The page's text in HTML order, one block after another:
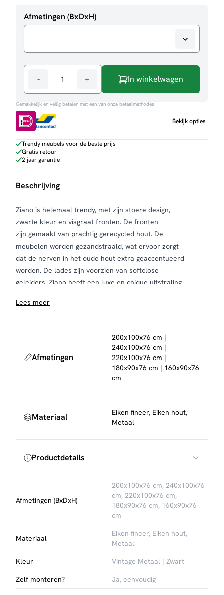
Afmetingen (BxDxH)
-
Ziano
aantal
+ In winkelwagen
Gemakkelijk en veilig betalen met een van onze betaalmethodes
Bekijk opties
Trendy meubels voor de beste prijs
Gratis retour
2 jaar garantie
Beschrijving
Ziano is helemaal trendy, met zijn stoere design,
zwarte kleur en visgraat fronten. De fronten
zijn gemaakt van prachtig gerecycled hout. De
meubelen worden gezandstraald, wat ervoor zorgt
dat de nerven in het oude hout extra geaccentueerd
worden. De lades zijn voorzien van softclose
geleiders. Ziano heeft een luxe en chique uitstraling,
Lees meer
Afmetingen
200x100x76 cm |
240x100x76 cm |
220x100x76 cm |
180x90x76 cm | 160x90x76
cm
Materiaal
Eiken fineer, Eiken hout,
Metaal
Productdetails
Afmetingen (BxDxH)
200x100x76 cm, 240x100x76
cm, 220x100x76 cm,
180x90x76 cm, 160x90x76
cm
Materiaal
Eiken fineer, Eiken hout,
Metaal
Kleur
Vintage Metaal | Zwart
Zelf monteren?
Ja, eenvoudig